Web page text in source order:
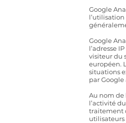
Google
Google
l’adresse
visiteur du
européen.
situations
par Google
Au nom de
l’activité
traitement
utilisateurs